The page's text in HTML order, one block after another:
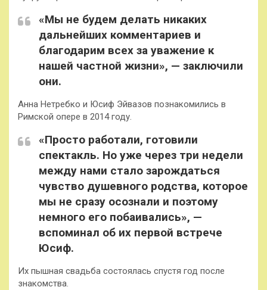
«Мы не будем делать никаких
дальнейших комментариев и
благодарим всех за уважение к
нашей частной жизни», — заключили
они.
Анна Нетребко и Юсиф Эйвазов познакомились в
Римской опере в 2014 году.
«Просто работали, готовили
спектакль. Но уже через три недели
между нами стало зарождаться
чувство душевного родства, которое
мы не сразу осознали и поэтому
немного его побаивались», —
вспоминал об их первой встрече
Юсиф.
Их пышная свадьба состоялась спустя год после
знакомства.